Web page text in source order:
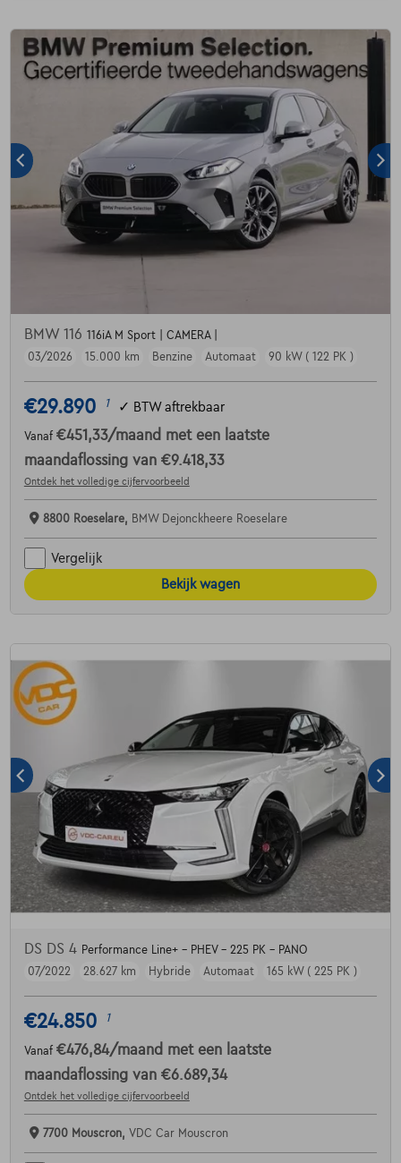
BMW 116 116iA M Sport | CAMERA |
03/2026
15.000 km Benzine Automaat 90 kW ( 122 PK )
€29.890 1 ✓ BTW aftrekbaar
Vanaf €451,33/maand met een laatste
maandaflossing van €9.418,33
Ontdek het volledige cijfervoorbeeld
8800 Roeselare, BMW Dejonckheere Roeselare
Vergelijk
Bekijk wagen
DS DS 4 Performance Line+ - PHEV - 225 PK - PANO
07/2022
28.627 km Hybride Automaat 165 kW ( 225 PK )
€24.850 1
Vanaf €476,84/maand met een laatste
maandaflossing van €6.689,34
Ontdek het volledige cijfervoorbeeld
7700 Mouscron, VDC Car Mouscron